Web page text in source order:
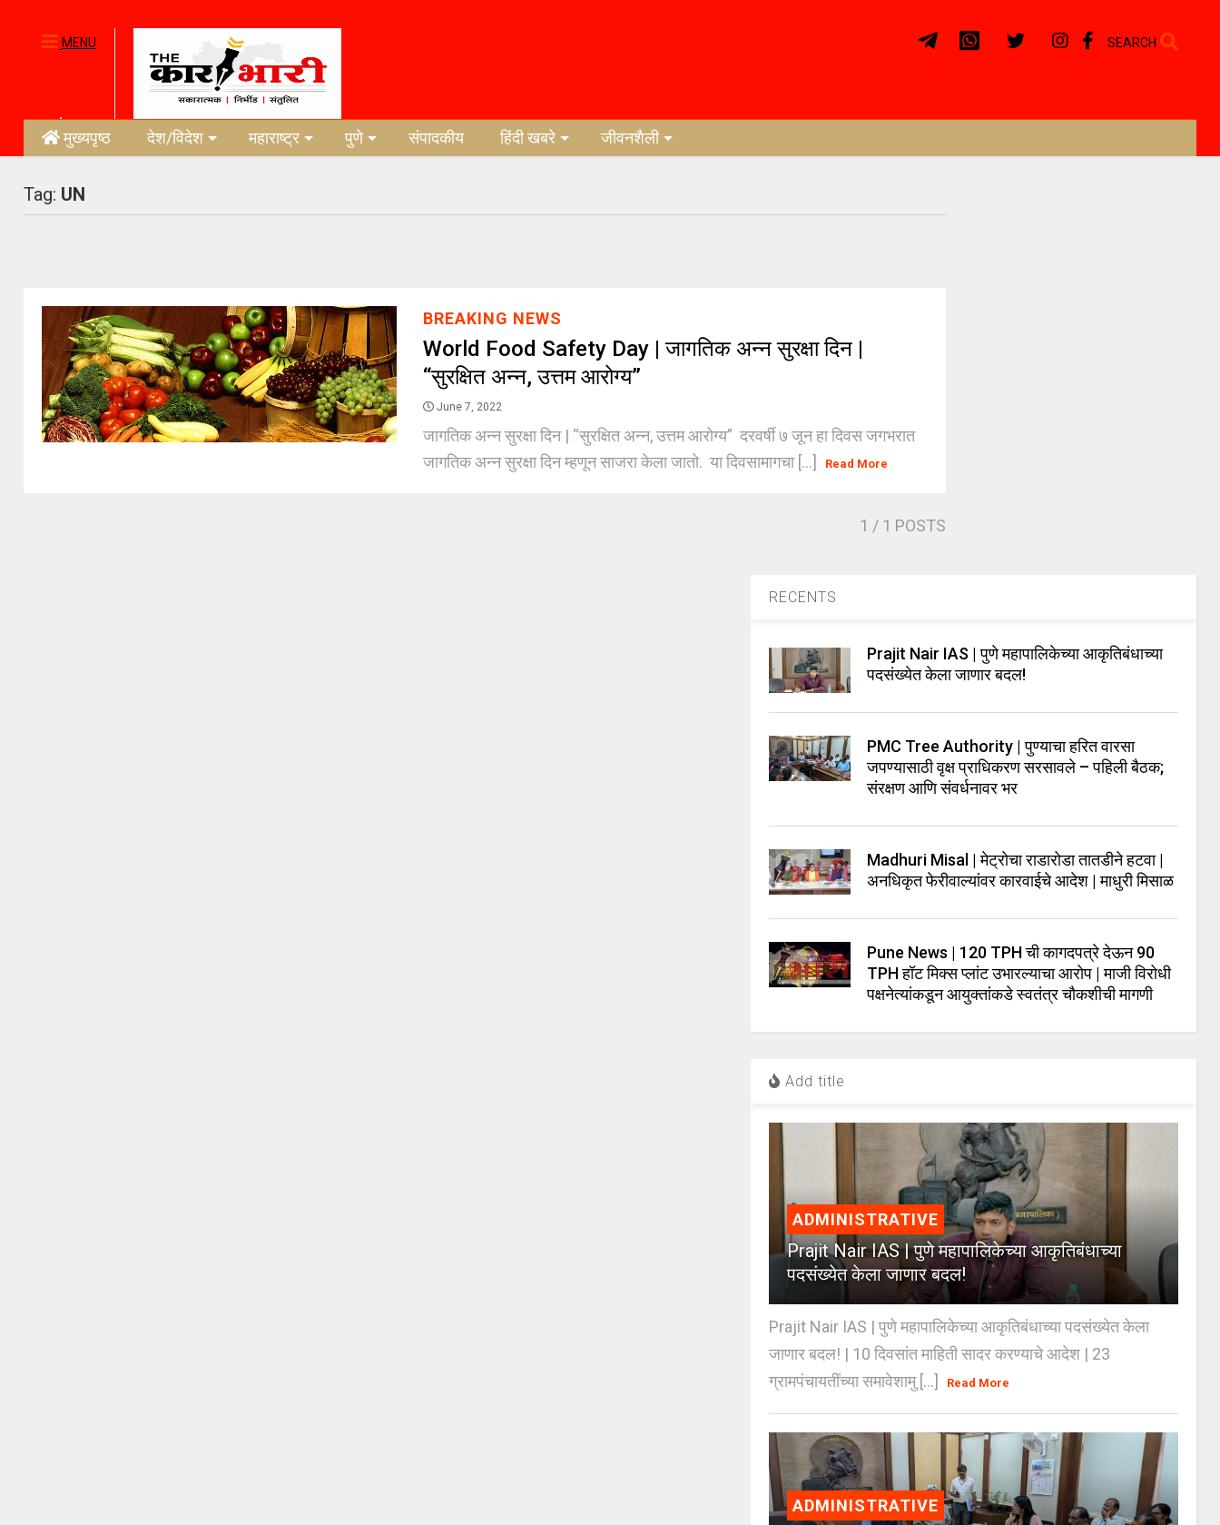
MENU SEARCH
मुख्यपृष्ठ देश/विदेश महाराष्ट्र पुणे संपादकीय हिंदी खबरे जीवनशैली
Tag: UN
BREAKING NEWS
World Food Safety Day | जागतिक अन्न सुरक्षा दिन |
“सुरक्षित अन्न, उत्तम आरोग्य”
June 7, 2022
जागतिक अन्न सुरक्षा दिन | “सुरक्षित अन्न, उत्तम आरोग्य” दरवर्षी ७ जून हा दिवस जगभरात
जागतिक अन्न सुरक्षा दिन म्हणून साजरा केला जातो. या दिवसामागचा [...]
Read More
1 / 1 POSTS
RECENTS
Prajit Nair IAS | पुणे महापालिकेच्या आकृतिबंधाच्या
पदसंख्येत केला जाणार बदल!
PMC Tree Authority | पुण्याचा हरित वारसा
जपण्यासाठी वृक्ष प्राधिकरण सरसावले – पहिली बैठक;
संरक्षण आणि संवर्धनावर भर
Madhuri Misal | मेट्रोचा राडारोडा तातडीने हटवा |
अनधिकृत फेरीवाल्यांवर कारवाईचे आदेश | माधुरी मिसाळ
Pune News | 120 TPH ची कागदपत्रे देऊन 90
TPH हॉट मिक्स प्लांट उभारल्याचा आरोप | माजी विरोधी
पक्षनेत्यांकडून आयुक्तांकडे स्वतंत्र चौकशीची मागणी
Add title
ADMINISTRATIVE
Prajit Nair IAS | पुणे महापालिकेच्या आकृतिबंधाच्या
पदसंख्येत केला जाणार बदल!
Prajit Nair IAS | पुणे महापालिकेच्या आकृतिबंधाच्या पदसंख्येत केला
जाणार बदल! | 10 दिवसांत माहिती सादर करण्याचे आदेश | 23
ग्रामपंचायतींच्या समावेशामु [...]
Read More
ADMINISTRATIVE